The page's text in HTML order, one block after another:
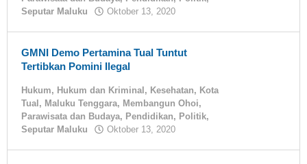
Seputar Maluku
Oktober 13, 2020
GMNI Demo Pertamina Tual Tuntut
Tertibkan Pomini Ilegal
Hukum, Hukum dan Kriminal , Kesehatan, Kota
Tual , Maluku Tenggara, Membangun Ohoi,
Parawisata dan Budaya, Pendidikan, Politik,
Seputar Maluku
Oktober 13, 2020